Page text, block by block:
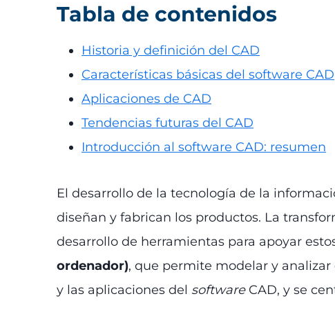
Tabla de contenidos
Historia y definición del CAD
Características básicas del software CAD
Aplicaciones de CAD
Tendencias futuras del CAD
Introducción al software CAD: resumen
El desarrollo de la tecnología de la
diseñan y fabrican los productos. La
desarrollo de herramientas para apoyar
ordenador), que permite modelar y
y las aplicaciones del softwareCAD, y se